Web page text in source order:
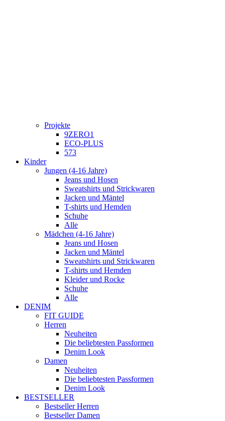
Projekte
9ZERO1
ECO-PLUS
573
Kinder
Jungen (4-16 Jahre)
Jeans und Hosen
Sweatshirts und Strickwaren
Jacken und Mäntel
T-shirts und Hemden
Schuhe
Alle
Mädchen (4-16 Jahre)
Jeans und Hosen
Jacken und Mäntel
Sweatshirts und Strickwaren
T-shirts und Hemden
Kleider und Rocke
Schuhe
Alle
DENIM
FIT GUIDE
Herren
Neuheiten
Die beliebtesten Passformen
Denim Look
Damen
Neuheiten
Die beliebtesten Passformen
Denim Look
BESTSELLER
Bestseller Herren
Bestseller Damen